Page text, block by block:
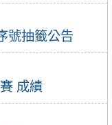
號抽籤公告
成績